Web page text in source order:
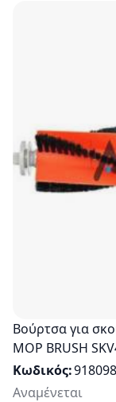
Βούρτσα για
MOP BRUSH
Κωδικός
Αναμένεται